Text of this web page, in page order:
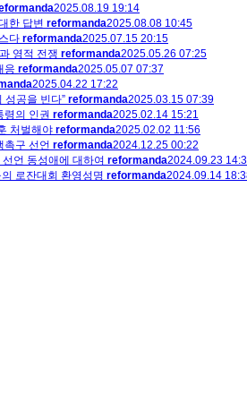
2025.08.19 19:14
한 답변 reformanda2025.08.08 10:45
다 reformanda2025.07.15 20:15
영적 전쟁 reformanda2025.05.26 07:25
응 reformanda2025.05.07 07:37
2025.04.22 17:22
성공을 빈다” reformanda2025.03.15 07:39
령의 인권 reformanda2025.02.14 15:21
처벌해야 reformanda2025.02.02 11:56
촉구 선언 reformanda2024.12.25 00:22
언 동성애에 대하여 reformanda2024.09.23
로잔대회 환영성명 reformanda2024.09.14